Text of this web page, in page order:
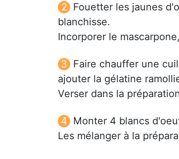
Fouetter les jaunes
blanchisse.
Incorporer le
Faire chauffer une
ajouter la gélatine
Verser dans la
Monter 4 blancs
Les mélanger à la